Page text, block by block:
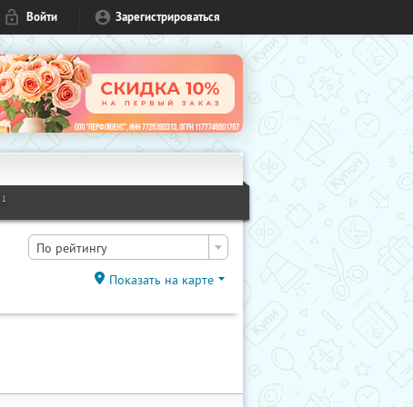
Войти Зарегистрироваться
1
По рейтингу
Показать на карте